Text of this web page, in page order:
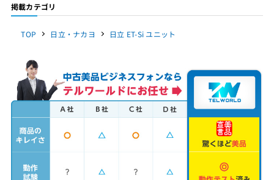
掲載カテゴリ
TOP 日立・ナカヨ 日立 ET-Si ユニット